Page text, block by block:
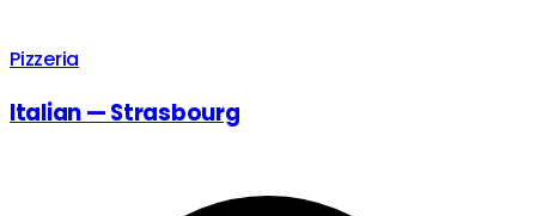
Pizzeria
Italian — Strasbourg